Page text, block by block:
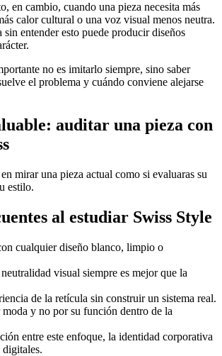
en cambio, cuando una pieza necesita más
calor cultural o una voz visual menos neutra.
sin entender esto puede producir diseños
no es imitarlo siempre, sino saber
el problema y cuándo conviene alejarse
auditar una pieza con
mirar una pieza actual como si evaluaras su
estilo.
al estudiar Swiss Style
cualquier diseño blanco, limpio o
visual siempre es mejor que la
de la retícula sin construir un sistema real.
moda y no por su función dentro de la
entre este enfoque, la identidad corporativa
digitales.